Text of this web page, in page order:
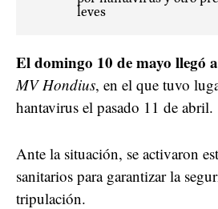
leves
El domingo 10 de mayo llegó
MV Hondius, en el que tuvo
hantavirus el pasado 11 de abril.
Ante la situación, se activaron
sanitarios para garantizar la
tripulación.